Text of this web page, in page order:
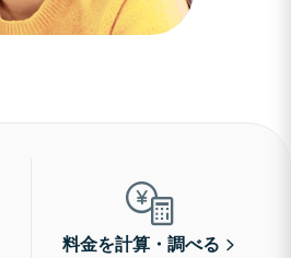
料金を計算・調べる